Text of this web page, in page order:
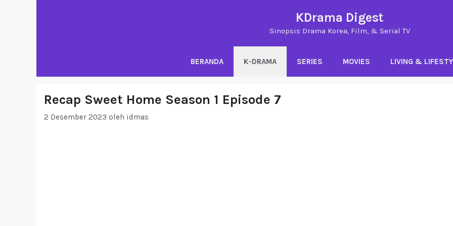
KDrama Digest
Sinopsis Drama Korea, Film, & Serial TV
BERANDA K-DRAMA SERIES MOVIES LIVING &
Recap Sweet Home Season 1 Episode 7
2 Desember 2023 oleh idmas